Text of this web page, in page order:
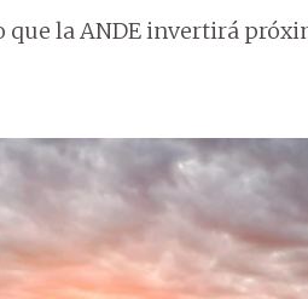
que la ANDE invertirá